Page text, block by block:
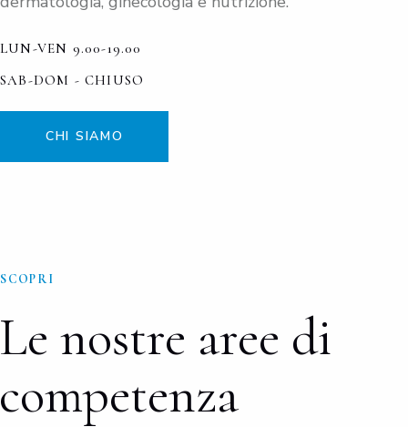
LUN-VEN 9.00-19.00
SAB-DOM - CHIUSO
CHI SIAMO
SCOPRI
Le nostre aree di
competenza